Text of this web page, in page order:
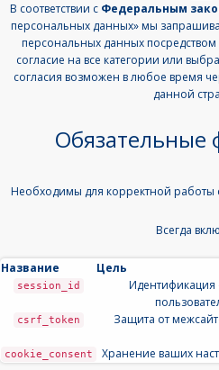
В соответствии с Федеральным
персональных данных» мы
персональных данных
согласие на все категории или
согласия возможен в любое время
данной
Обязательные
Необходимы для корректной работы
Всегда
Название Цель
session_id
Идентификация
csrf_token Защита от
cookie_consent Хранение ваших